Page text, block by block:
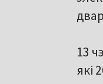
13
які